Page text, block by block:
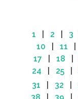
1 2 3
10
11
17
18
24
25
31
32